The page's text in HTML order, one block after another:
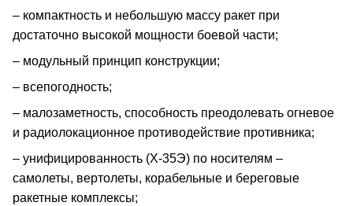
– компактность и небольшую массу ракет при
достаточно высокой мощности боевой части;
– модульный принцип конструкции;
– всепогодность;
– малозаметность, способность преодолевать огневое
и радиолокационное противодействие противника;
– унифицированность (Х-35Э) по носителям –
самолеты, вертолеты, корабельные и береговые
ракетные комплексы;